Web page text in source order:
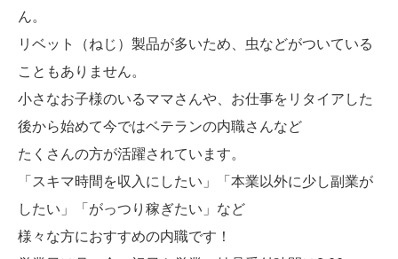
ん。
リベット（ねじ）製品が多いため、虫などがついている
こともありません。
小さなお子様のいるママさんや、お仕事をリタイアした
後から始めて今ではベテランの内職さんなど
たくさんの方が活躍されています。
「スキマ時間を収入にしたい」「本業以外に少し副業が
したい」「がっつり稼ぎたい」など
様々な方におすすめの内職です！